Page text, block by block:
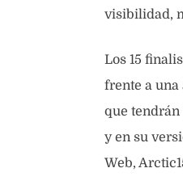
visibilidad,
Los 15
frente a una
que tendrán
y en su
Web,